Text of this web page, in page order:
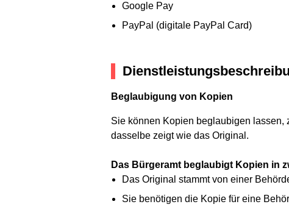
Google Pay
PayPal (digitale PayPal Card)
Beglaubigung von Kopien
Sie können Kopien beglaubigen
dasselbe zeigt wie das Original.
Das Bürgeramt beglaubigt Kopien in
Das Original stammt von einer
Sie benötigen die Kopie für eine